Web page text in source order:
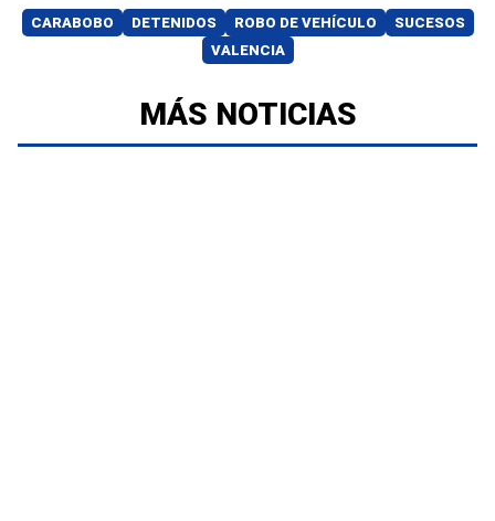
CARABOBO DETENIDOS ROBO DE VEHÍCULO
SUCESOS
VALENCIA
MÁS NOTICIAS